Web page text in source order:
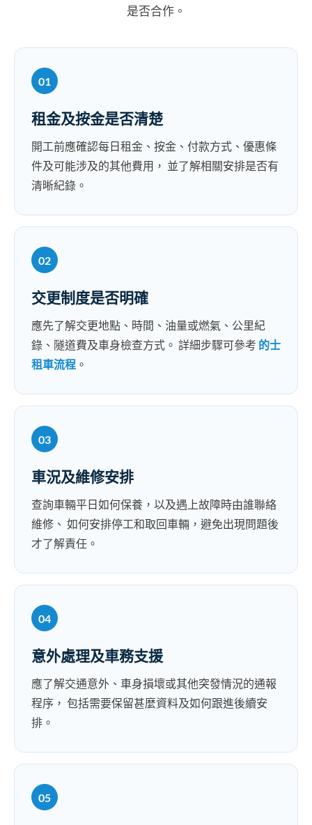
是否合作。
01
租金及按金是否清楚
開工前應確認每日租金、按金、付款方式、優惠條
件及可能涉及的其他費用， 並了解相關安排是否有
清晰紀錄。
02
交更制度是否明確
應先了解交更地點、時間、油量或燃氣、公里紀
錄、隧道費及車身檢查方式。 詳細步驟可參考 的士
租車流程 。
03
車況及維修安排
查詢車輛平日如何保養，以及遇上故障時由誰聯絡
維修、 如何安排停工和取回車輛，避免出現問題後
才了解責任。
04
意外處理及車務支援
應了解交通意外、車身損壞或其他突發情況的通報
程序， 包括需要保留甚麼資料及如何跟進後續安
排。
05